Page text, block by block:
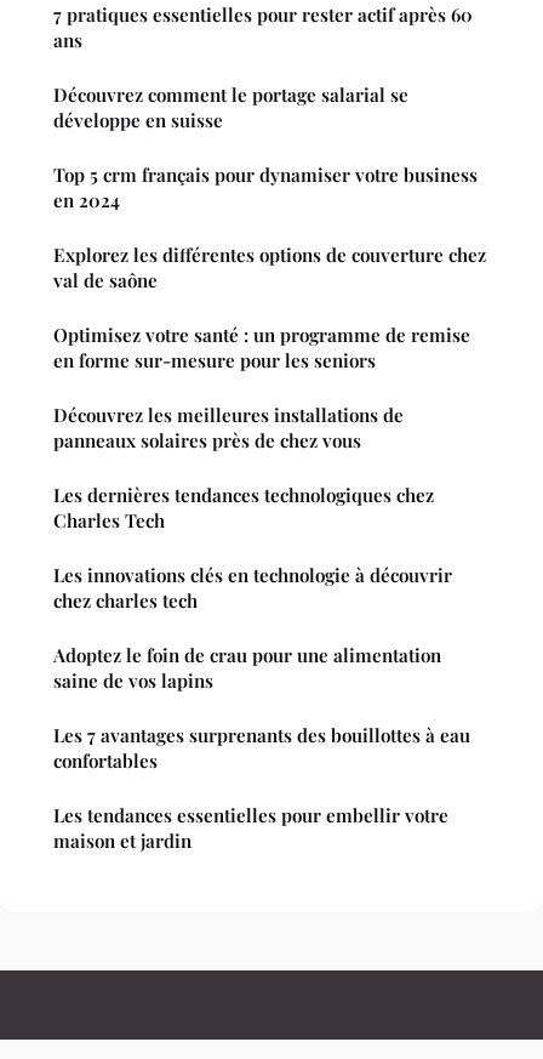
7 pratiques essentielles pour rester actif après 60
ans
Découvrez comment le portage salarial se
développe en suisse
Top 5 crm français pour dynamiser votre business
en 2024
Explorez les différentes options de couverture chez
val de saône
Optimisez votre santé : un programme de remise
en forme sur-mesure pour les seniors
Découvrez les meilleures installations de
panneaux solaires près de chez vous
Les dernières tendances technologiques chez
Charles Tech
Les innovations clés en technologie à découvrir
chez charles tech
Adoptez le foin de crau pour une alimentation
saine de vos lapins
Les 7 avantages surprenants des bouillottes à eau
confortables
Les tendances essentielles pour embellir votre
maison et jardin
Leuropedescitoyens